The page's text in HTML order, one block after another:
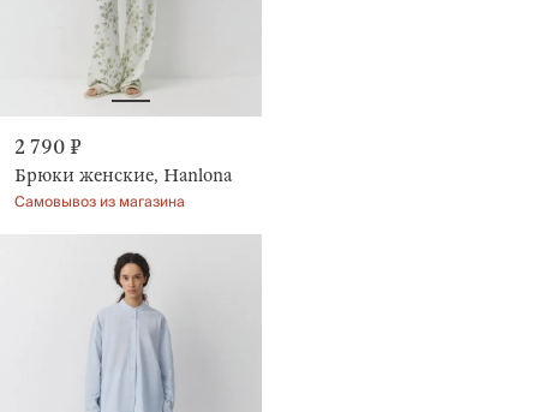
2 790 ₽
Брюки женские, Hanlona
Самовывоз из магазина